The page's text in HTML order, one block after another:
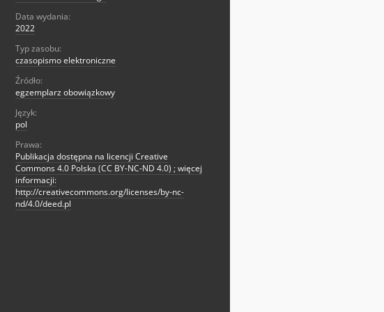
Data wydania:
2022
Typ zasobu:
czasopismo elektroniczne
Źródło:
egzemplarz obowiązkowy
Język:
pol
Prawa:
Publikacja dostępna na licencji Creative
Commons 4.0 Polska (CC BY-NC-ND 4.0) ; więcej
informacji:
http://creativecommons.org/licenses/by-nc-
nd/4.0/deed.pl